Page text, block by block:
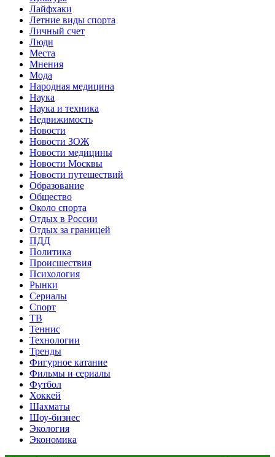
Лайфхаки
Летние виды спорта
Личный счет
Люди
Места
Мнения
Мода
Народная медицина
Наука
Наука и техника
Недвижимость
Новости
Новости ЗОЖ
Новости медицины
Новости Москвы
Новости путешествий
Образование
Общество
Около спорта
Отдых в России
Отдых за границей
ПДД
Политика
Происшествия
Психология
Рынки
Сериалы
Спорт
ТВ
Теннис
Технологии
Тренды
Фигурное катание
Фильмы и сериалы
Футбол
Хоккей
Шахматы
Шоу-бизнес
Экология
Экономика